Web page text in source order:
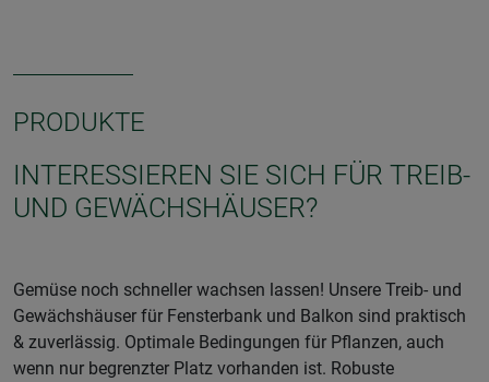
PRODUKTE
INTERESSIEREN SIE SICH FÜR TREIB-
UND GEWÄCHSHÄUSER?
Gemüse noch schneller wachsen lassen! Unsere Treib- und
Gewächshäuser für Fensterbank und Balkon sind praktisch
& zuverlässig. Optimale Bedingungen für Pflanzen, auch
wenn nur begrenzter Platz vorhanden ist. Robuste